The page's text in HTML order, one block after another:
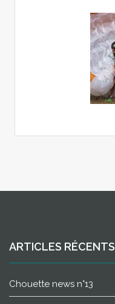
ARTICLES RÉCENTS
Chouette news n°13